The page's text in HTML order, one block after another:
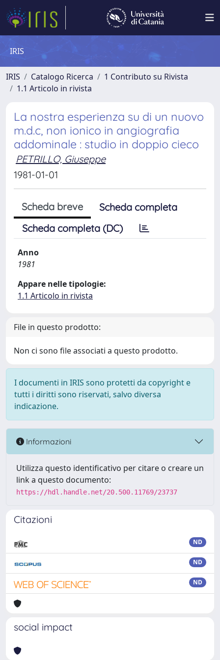
IRIS
IRIS Catalogo Ricerca
1 Contributo su Rivista
1.1 Articolo in rivista
La nostra esperienza su di un nuovo
m.d.c, non ionico in angiografia
addominale : studio in doppio cieco
PETRILLO, Giuseppe
1981-01-01
Scheda breve
Scheda completa
Scheda completa (DC)
Anno
1981
Appare nelle tipologie:
1.1 Articolo in rivista
File in questo prodotto:
Non ci sono file associati a questo prodotto.
I documenti in IRIS sono protetti da copyright e
tutti i diritti sono riservati, salvo diversa
indicazione.
Informazioni
Utilizza questo identificativo per citare o creare un
link a questo documento:
https://hdl.handle.net/20.500.11769/23737
Citazioni
ND
ND
ND
social impact